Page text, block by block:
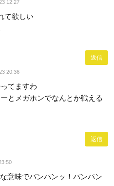
12:27
て欲しい
返信
20:36
てますわ
とメガホンでなんとか戦える
返信
意味でパンパンッ！パンパン